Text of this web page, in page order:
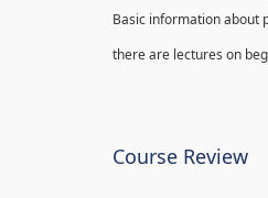
Basic information about
there are lectures on
Course Review